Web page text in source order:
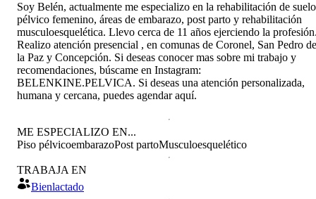
Soy Belén, actualmente me especializo en la rehabilitación de suelo
pélvico femenino, áreas de embarazo, post parto y rehabilitación
musculoesquelética. Llevo cerca de 11 años ejerciendo la
Realizo atención presencial , en comunas de Coronel, San Pedro de
la Paz y Concepción. Si deseas conocer mas sobre mi trabajo y
recomendaciones, búscame en Instagram:
BELENKINE.PELVICA. Si deseas una atención personalizada,
humana y cercana, puedes agendar aquí.
ME ESPECIALIZO EN...
Piso pélvicoembarazoPost partoMusculoesquelético
TRABAJA EN
Bienlactado